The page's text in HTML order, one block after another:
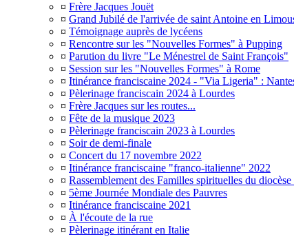
¤ Frère Jacques Jouët
¤ Grand Jubilé de l'arrivée de saint Antoine en
¤ Témoignage auprès de lycéens
¤ Rencontre sur les "Nouvelles Formes" à Pupping
¤ Parution du livre "Le Ménestrel de Saint François"
¤ Session sur les "Nouvelles Formes" à Rome
¤ Itinérance franciscaine 2024 - "Via Ligeria" :
¤ Pèlerinage franciscain 2024 à Lourdes
¤ Frère Jacques sur les routes...
¤ Fête de la musique 2023
¤ Pèlerinage franciscain 2023 à Lourdes
¤ Soir de demi-finale
¤ Concert du 17 novembre 2022
¤ Itinérance franciscaine "franco-italienne" 2022
¤ Rassemblement des Familles spirituelles du diocèse
¤ 5ème Journée Mondiale des Pauvres
¤ Itinérance franciscaine 2021
¤ À l'écoute de la rue
¤ Pèlerinage itinérant en Italie